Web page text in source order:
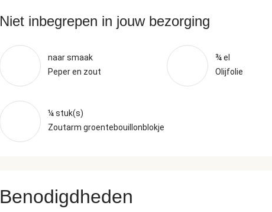
Niet inbegrepen in jouw bezorging
naar smaak
Peper en zout
¾ el
Olijfolie
¼ stuk(s)
Zoutarm groentebouillonblokje
Benodigdheden